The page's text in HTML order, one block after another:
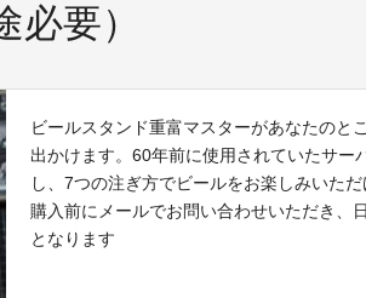
要）
ビールスタンド重富マスターがあなたのと
出かけます。60年前に使用されていたサー
し、7つの注ぎ方でビールをお楽しみいただ
購入前にメールでお問い合わせいただき、
となります